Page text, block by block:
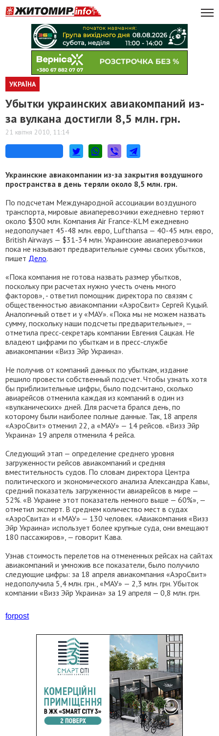
УКРАЇНА
Убытки украинских авиакомпаний из-
за вулкана достигли 8,5 млн. грн.
21 квітня 2010, 11:14
Украинские авиакомпании из-за закрытия воздушного
пространства в день теряли около 8,5 млн. грн.
По подсчетам Международной ассоциации воздушного
транспорта, мировые авиаперевозчики ежедневно теряют
около $300 млн. Компания Air France-KLM ежедневно
недополучает 45-48 млн. евро, Lufthansa — 40-45 млн. евро,
British Airways — $31-34 млн. Украинские авиаперевозчики
пока не называют предварительные суммы своих убытков,
пишет Дело.
«Пока компания не готова назвать размер убытков,
поскольку при расчетах нужно учесть очень много
факторов», - ответил помощник директора по связям с
общественностью авиакомпании «АэроСвит» Сергей Куцый.
Аналогичный ответ и у «МАУ». «Пока мы не можем назвать
сумму, поскольку наши подсчеты предварительные», —
отметила пресс-секретарь компании Евгения Сацкая. Не
владеют цифрами по убыткам и в пресс-службе
авиакомпании «Визз Эйр Украина».
Не получив от компаний данных по убыткам, издание
решило провести собственный подсчет. Чтобы узнать хотя
бы приблизительные цифры, было подсчитано, сколько
авиарейсов отменила каждая из компаний в один из
«вулканических» дней. Для расчета брался день, по
которому были наиболее полные данные. Так, 18 апреля
«АэроСвит» отменил 22, а «МАУ» — 14 рейсов. «Визз Эйр
Украина» 19 апреля отменила 4 рейса.
Следующий этап — определение среднего уровня
загруженности рейсов авиакомпаний и средняя
вместительность судов. По словам директора Центра
политического и экономического анализа Александра Кавы,
средний показатель загруженности авиарейсов в мире —
52%. «В Украине этот показатель немного выше — 60%», —
отметил эксперт. В среднем количество мест в судах
«АэроСвита» и «МАУ» — 130 человек. «Авиакомпания «Визз
Эйр Украина» использует более крупные суда, они вмещают
180 пассажиров», — говорит Кава.
Узнав стоимость перелетов на отмененных рейсах на сайтах
авиакомпаний и умножив все показатели, было получило
следующие цифры: за 18 апреля авиакомпания «АэроСвит»
недополучила 5,4 млн. грн., «МАУ» — 2,3 млн. грн. Убыток
компании «Визз Эйр Украина» за 19 апреля — 0,8 млн. грн.
forpost